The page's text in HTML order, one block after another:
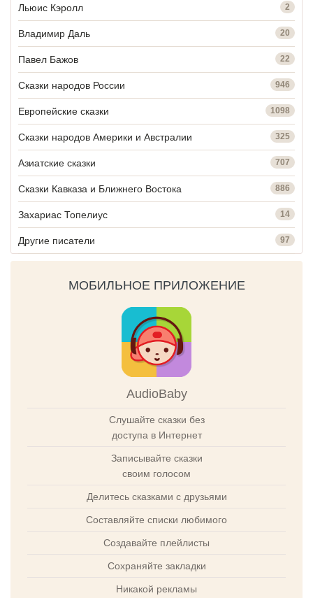
Льюис Кэролл 2
Владимир Даль 20
Павел Бажов 22
Сказки народов России 946
Европейские сказки 1098
Сказки народов Америки и Австралии 325
Азиатские сказки 707
Сказки Кавказа и Ближнего Востока 886
Захариас Топелиус 14
Другие писатели 97
МОБИЛЬНОЕ ПРИЛОЖЕНИЕ
AudioBaby
Слушайте сказки без
доступа в Интернет
Записывайте сказки
своим голосом
Делитесь сказками с друзьями
Составляйте списки любимого
Создавайте плейлисты
Сохраняйте закладки
Никакой рекламы